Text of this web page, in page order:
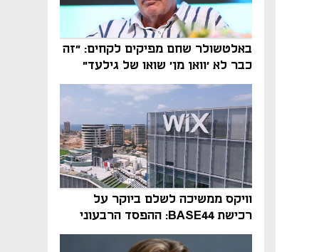
באלטשולר שחם מפיקים לקחים: "זה
כבר לא 'וואן מן' שואו של גילעד"
וויקס ממשיכה לשלם ביוקר על
רכישת BASE44: ההפסד הרבעוני
זינק ל-76 מיליון דולר